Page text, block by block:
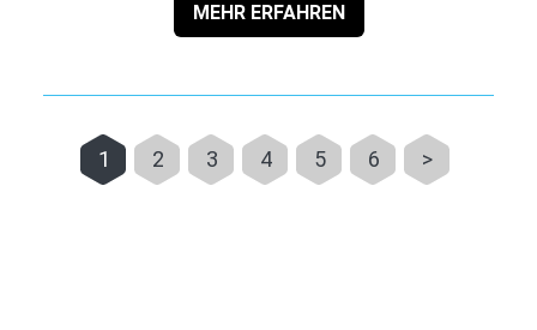
MEHR ERFAHREN
1 2 3 4 5 6 >